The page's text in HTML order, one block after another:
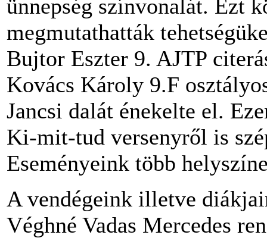
ünnepség színvonalát. Ezt
megmutathatták
Bujtor Eszter 9. AJTP
Kovács Károly 9.F
Jancsi dalát énekelte el.
Ki-mit-tud versenyről is
Eseményeink több
A vendégeink illetve
Véghné Vadas Mercedes